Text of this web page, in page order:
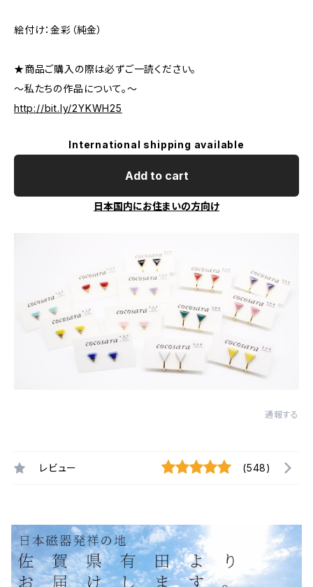
絵付け：金彩（純金）
★商品ご購入の際は必ずご一読ください。
～私たちの作品について。～
http://bit.ly/2YKWH25
International shipping available
Add to cart
日本国内にお住まいの方向け
通報する
レビュー (548)